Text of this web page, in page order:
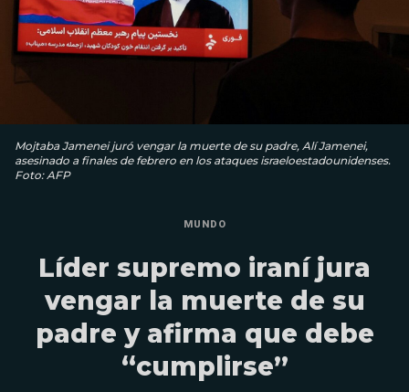
Mojtaba Jamenei juró vengar la muerte de su padre, Alí Jamenei,
asesinado a finales de febrero en los ataques israeloestadounidenses.
Foto: AFP
MUNDO
Líder supremo iraní jura
vengar la muerte de su
padre y afirma que debe
“cumplirse”